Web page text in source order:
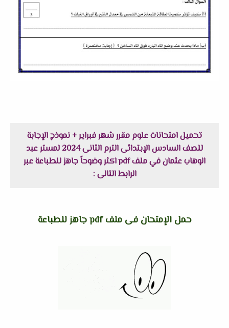
تحميل امتحانات علوم مقرر شهر فبراير + نموذج الإجابة
للصف السادس الإبتدائى الترم الثانى 2024 لمستر عبد
الوهاب عثمان في ملف pdf اكثر وضوحاً جاهز للطباعة عبر
الرابط التالى :
حمل الإمتحان فى ملف pdf جاهز للطباعة